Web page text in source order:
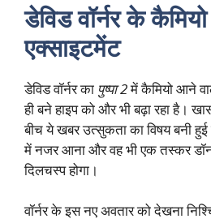
डेविड वॉर्नर के
एक्साइटमेंट
डेविड वॉर्नर का पुष्पा 2में कैमियो आने
ही बने हाइप को और भी बढ़ा रहा है।
बीच ये खबर उत्सुकता का विषय बनी
में नजर आना और वह भी एक तस्कर
दिलचस्प होगा।
वॉर्नर के इस नए अवतार को देखना